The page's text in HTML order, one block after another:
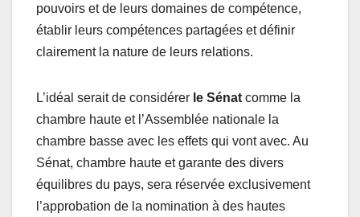
pouvoirs et de leurs domaines de compétence,
établir leurs compétences partagées et définir
clairement la nature de leurs relations.
L’idéal serait de considérer le Sénat comme la
chambre haute et l’Assemblée nationale la
chambre basse avec les effets qui vont avec. Au
Sénat, chambre haute et garante des divers
équilibres du pays, sera réservée exclusivement
l’approbation de la nomination à des hautes